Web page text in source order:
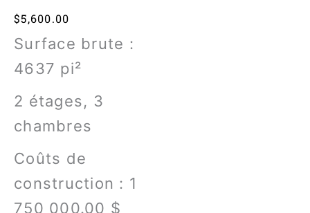
$5,600.00
Surface brute :
4637 pi²
2 étages, 3
chambres
Coûts de
construction : 1
750 000.00 $